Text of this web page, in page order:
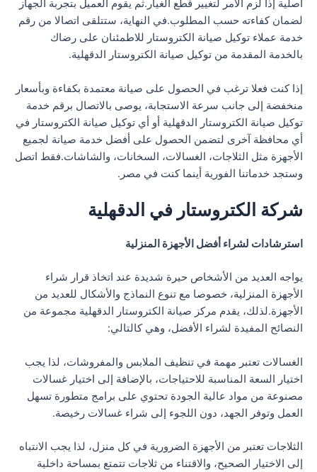
أصلية إذا لزم الأمر لتغيير قطع الغيار.ثم يقوم العميل بتجربة الجهاز
لضمان كفاءته حسب المطلوب.في النهاية، ستتلقى اتصالا من رقم
خدمة عملاء توكيل صيانة الكتروستار للاطمئنان على رضاك
بالخدمة المقدمة من توكيل صيانة الكتروستار الدقهلية.
إذا كنت فعلا ترغب في الحصول على صيانة معتمدة بكفاءة وبأسعار
منخفضة إلى جانب سرعة الاستجابة، يوصى بالاتصال برقم خدمة
توكيل صيانة الكتروستار الدقهلية أو أي توكيل صيانة الكتروستار في
أي محافظة آخرى لتضمن الحصول على أفضل خدمة صيانة لجميع
الأجهزة مثل الثلاجات، الغسالات، السخانات، والشاشات.فقط اتصل
وستجد خدماتنا الفورية أينما كنت في مصر.
شركة الكتروستار في الدقهلية
استرشادات لشراء أفضل الأجهزة المنزلية
يواجه العديد من الأشخاص حيرة شديدة عند اتخاذ قرار شراء
الأجهزة المنزلية، خصوصا مع تنوع النماذج والأشكال للعديد من
الأجهزة.لذلك، يقدم مركز صيانة الكتروستار الدقهلية مجموعة من
النصائح المفيدة لشراء الأفضل، وهي كالتالي:
الغسالات تعتبر مهمة في تنظيف الملابس والمفروشات، لذا يجب
اختيار السعة المناسبة للاحتياجات، بالإضافة إلى اختيار غسالات
مصنوعة من مواد عالية الجودة تحتوي على برامج متطورة تسهل
العمل وتوفر الجهد، دون اللجوء إلى شراء غسالات رخيصة.
الثلاجات تعتبر من الأجهزة الضرورية في كل منزل، لذا يجب الانتباه
إلى الاختيار الصحيح، والاقتناء من ثلاجات تتمتع بمساحة داخلية